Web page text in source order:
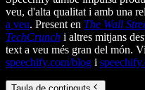
veu, d'alta qualitat i amb una
a veu. Present en The Wall
TechCrunch i altres mitjans
text a veu més gran del món.
speechify.com/blog i